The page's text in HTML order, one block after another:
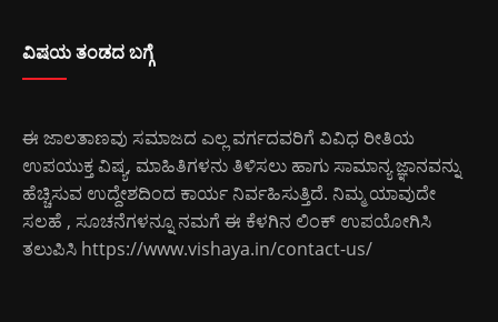
ವಿಷಯ ತಂಡದ ಬಗ್ಗೆ
ಈ ಜಾಲತಾಣವು ಸಮಾಜದ ಎಲ್ಲ ವರ್ಗದವರಿಗೆ ವಿವಿಧ ರೀತಿಯ
ಉಪಯುಕ್ತ ವಿಷ್ಯ, ಮಾಹಿತಿಗಳನು ತಿಳಿಸಲು ಹಾಗು ಸಾಮಾನ್ಯ ಜ್ಞಾನವನ್ನು
ಹೆಚ್ಚಿಸುವ ಉದ್ದೇಶದಿಂದ ಕಾರ್ಯ ನಿರ್ವಹಿಸುತ್ತಿದೆ. ನಿಮ್ಮ ಯಾವುದೇ
ಸಲಹೆ , ಸೂಚನೆಗಳನ್ನೂ ನಮಗೆ ಈ ಕೆಳಗಿನ ಲಿಂಕ್ ಉಪಯೋಗಿಸಿ
ತಲುಪಿಸಿ https://www.vishaya.in/contact-us/